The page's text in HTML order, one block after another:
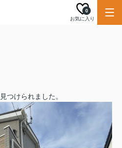
お気に入り
0
つけられました。